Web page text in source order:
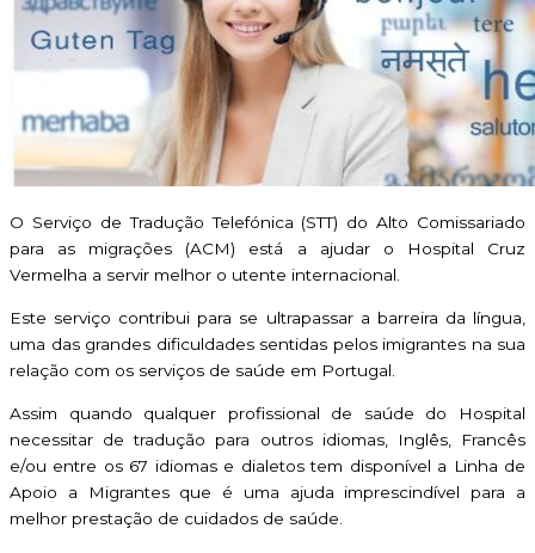
O Serviço de Tradução Telefónica (STT) do Alto Comissariado
para as migrações (ACM) está a ajudar o Hospital Cruz
Vermelha a servir melhor o utente internacional.
Este serviço contribui para se ultrapassar a barreira da língua,
uma das grandes dificuldades sentidas pelos imigrantes na sua
relação com os serviços de saúde em Portugal.
Assim quando qualquer profissional de saúde do Hospital
necessitar de tradução para outros idiomas, Inglês, Francês
e/ou entre os 67 idiomas e dialetos tem disponível a Linha de
Apoio a Migrantes que é uma ajuda imprescindível para a
melhor prestação de cuidados de saúde.